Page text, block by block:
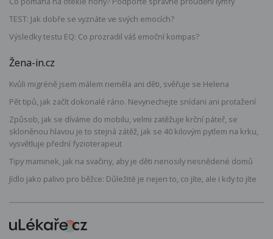
TEST: Jak dobře se vyznáte ve svých emocích?
Výsledky testu EQ: Co prozradil váš emoční kompas?
Žena-in.cz
Kvůli migréně jsem málem neměla ani děti, svěřuje se Helena
Pět tipů, jak začít dokonalé ráno. Nevynechejte snídani ani protažení
Způsob, jak se díváme do mobilu, velmi zatěžuje krční páteř, se
skloněnou hlavou je to stejná zátěž, jak se 40 kilovým pytlem na krku,
vysvětluje přední fyzioterapeut
Tipy maminek, jak na svačiny, aby je děti nenosily nesnědené domů
Jídlo jako palivo pro běžce: Důležité je nejen to, co jíte, ale i kdy to jíte